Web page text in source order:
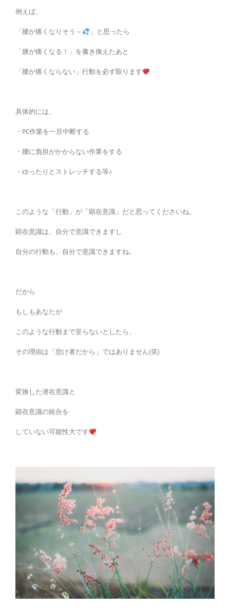
例えば、
「腰が痛くなりそう～ 」と思ったら
「腰が痛くなる！」を書き換えたあと
「腰が痛くならない」行動を必ず取ります
具体的には、
・PC作業を一旦中断する
・腰に負担がかからない作業をする
・ゆったりとストレッチする等♪
このような「行動」が「顕在意識」だと思ってくださいね。
顕在意識は、自分で意識できますし
自分の行動も、自分で意識できますね。
だから
もしもあなたが
このような行動まで至らないとしたら、
その理由は「怠け者だから」ではありません(笑)
変換した潜在意識と
顕在意識の統合を
していない可能性大です